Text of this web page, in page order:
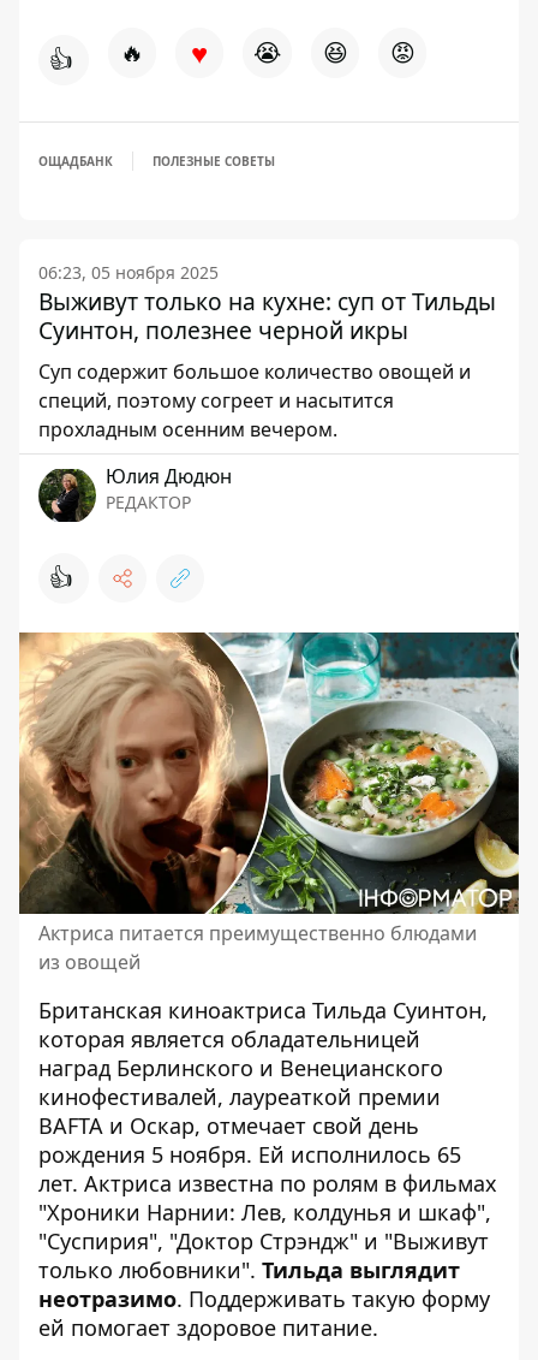
👍 🔥 ♥ 😭 😆 😡
ОЩАДБАНК ПОЛЕЗНЫЕ СОВЕТЫ
06:23, 05 ноября 2025
Выживут только на кухне: суп от Тильды
Суинтон, полезнее черной икры
Суп содержит большое количество овощей и
специй, поэтому согреет и насытится
прохладным осенним вечером.
Юлия Дюдюн
РЕДАКТОР
👍
Актриса питается преимущественно блюдами
из овощей
Британская киноактриса Тильда Суинтон,
которая является обладательницей
наград Берлинского и Венецианского
кинофестивалей, лауреаткой премии
BAFTA и Оскар, отмечает свой день
рождения 5 ноября. Ей исполнилось 65
лет. Актриса известна по ролям в фильмах
"Хроники Нарнии: Лев, колдунья и шкаф",
"Суспирия", "Доктор Стрэндж" и "Выживут
только любовники". Тильда выглядит
неотразимо. Поддерживать такую ​​форму
ей помогает здоровое питание.